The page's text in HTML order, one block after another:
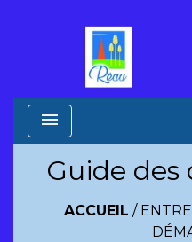
menu
Guide
ACCUEIL /